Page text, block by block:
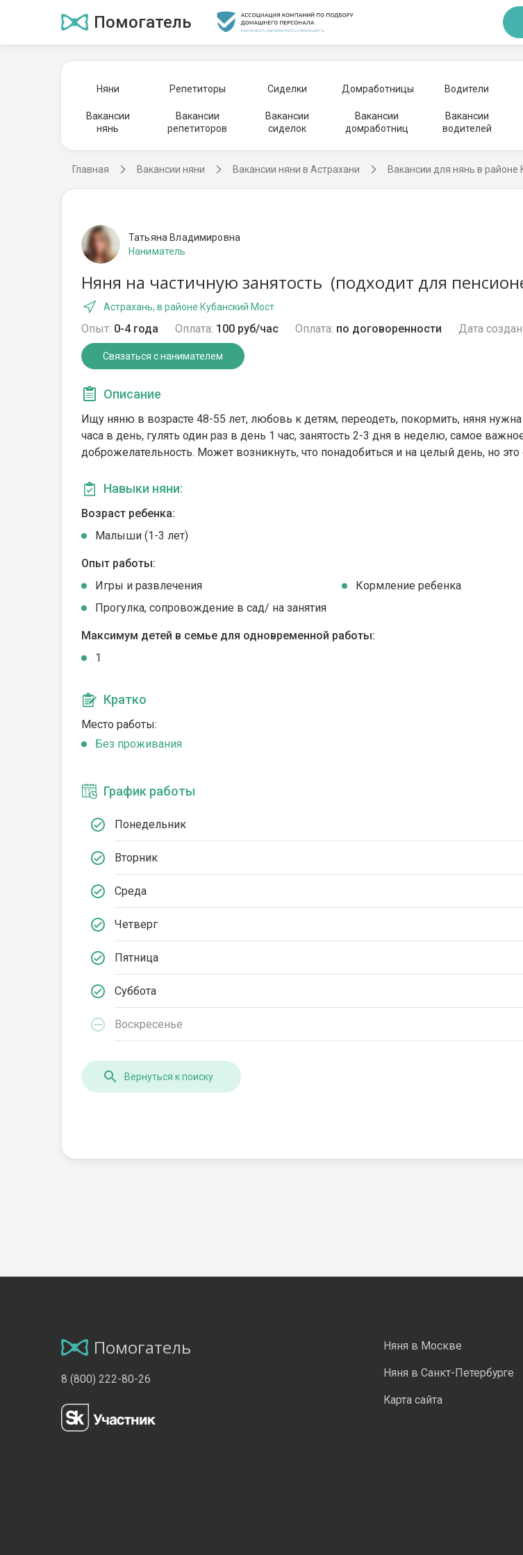
Помогатель
Няни Репетиторы Сиделки Домработницы Водители
Вакансии
нянь
Вакансии
репетиторов
Вакансии
сиделок
Вакансии
домработниц
Вакансии
водителей
Главная Вакансии няни Вакансии няни в Астрахани Вакансии для нянь в районе
Татьяна Владимировна
Наниматель
Няня на частичную занятость (подходит для
Астрахань, в районе Кубанский Мост
Опыт: 0-4 года Оплата: 100 руб/час Оплата: по договоренности Дата
Связаться с нанимателем
Описание
Ищу няню в возрасте 48-55 лет, любовь к детям, переодеть, покормить, няня нужна
часа в день, гулять один раз в день 1 час, занятость 2-3 дня в неделю, самое
доброжелательность. Может возникнуть, что понадобиться и на целый день, но это
Навыки няни:
Возраст ребенка:
Малыши (1-3 лет)
Опыт работы:
Игры и развлечения
Кормление ребенка
Прогулка, сопровождение в сад/ на занятия
Максимум детей в семье для одновременной работы:
1
Кратко
Место работы:
Без проживания
График работы
Понедельник
Вторник
Среда
Четверг
Пятница
Суббота
Воскресенье
Вернуться к поиску
Помогатель
8 (800) 222-80-26
Няня в Москве
Няня в Санкт-Петербурге
Карта сайта